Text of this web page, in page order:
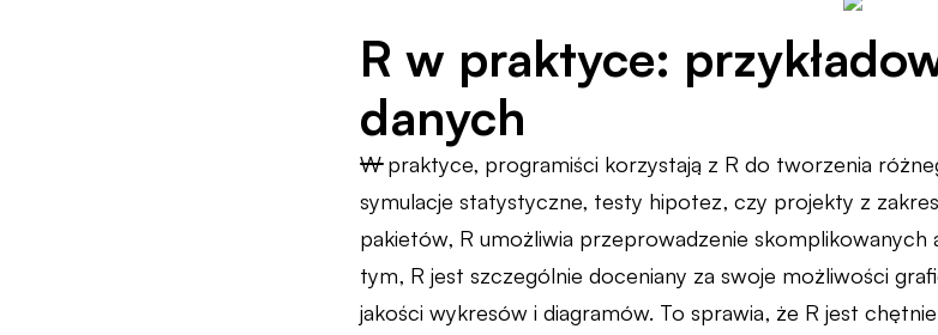
R w praktyce:
danych
W praktyce, programiści korzystają z R do tworzenia
symulacje statystyczne, testy hipotez, czy projekty z
pakietów, R umożliwia przeprowadzenie
tym, R jest szczególnie doceniany za swoje możliwości
jakości wykresów i diagramów. To sprawia, że R jest